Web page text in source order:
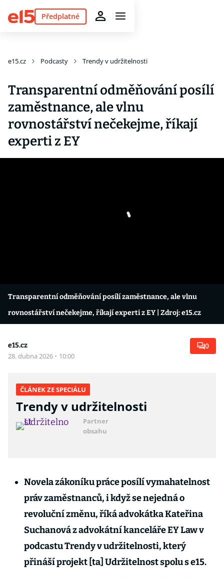
Předplatné
e15.cz Podcasty Trendy v udržitelnosti
Transparentní odměňování posílí
zaměstnance, ale vlnu
rovnostářství nečekejme, říkají
experti z EY
Transparentní odměňování posílí zaměstnance, ale vlnu
rovnostářství nečekejme, říkají experti z EY | Zdroj: e15.cz
e15.cz
28. dubna 2026 · 10:00
0
ČLÁNEK ZE SPECIÁLU
Trendy v udržitelnosti
Partner
obsahu
Novela zákoníku práce posílí vymahatelnost
práv zaměstnanců, i když se nejedná o
revoluční změnu, říká advokátka Kateřina
Suchanová z advokátní kanceláře EY Law v
podcastu Trendy v udržitelnosti, který
přináší projekt [ta] Udržitelnost spolu s e15.